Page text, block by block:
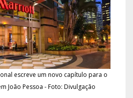
escreve um novo capítulo para o
João Pessoa - Foto: Divulgação